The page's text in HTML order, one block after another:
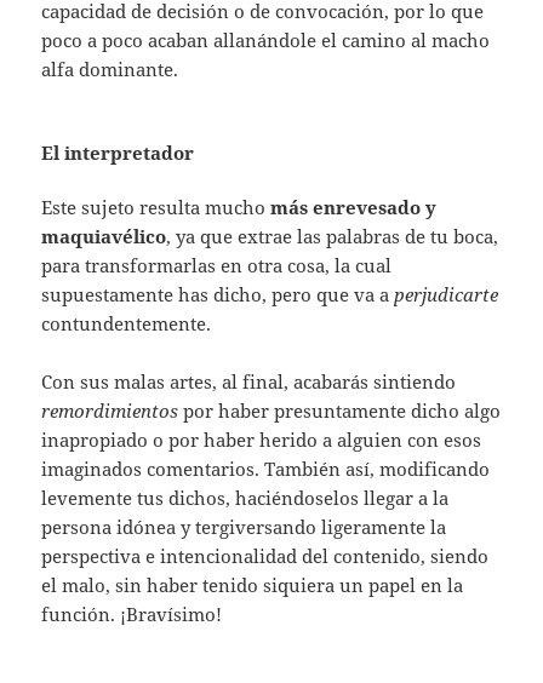
capacidad de decisión o de convocación, por lo que
poco a poco acaban allanándole el camino al macho
alfa dominante.
El interpretador
Este sujeto resulta muchomás enrevesado y
maquiavélico, ya que extrae las palabras de tu boca,
para transformarlas en otra cosa, la cual
supuestamente has dicho, pero que va aperjudicarte
contundentemente.
Con sus malas artes, al final, acabarás sintiendo
remordimientos por haber presuntamente dicho algo
inapropiado o por haber herido a alguien con esos
imaginados comentarios. También así, modificando
levemente tus dichos, haciéndoselos llegar a la
persona idónea y tergiversando ligeramente la
perspectiva e intencionalidad del contenido, siendo
el malo, sin haber tenido siquiera un papel en la
función. ¡Bravísimo!